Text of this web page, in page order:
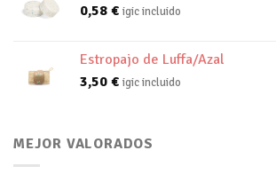
0,58 € igic incluido
Estropajo de Luffa/Azal
3,50 € igic incluido
MEJOR VALORADOS